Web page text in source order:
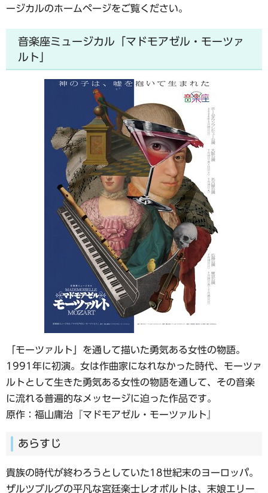
ージカルのホームページをご覧ください。
音楽座ミュージカル「マドモアゼル・モーツァ
ルト」
「モーツァルト」を通して描いた勇気ある女性の物語。
1991年に初演。女は作曲家になれなかった時代、モーツァ
ルトとして生きた勇気ある女性の物語を通して、その音楽
に流れる普遍的なメッセージに迫った作品です。
原作：福山庸治『マドモアゼル・モーツァルト』
あらすじ
貴族の時代が終わろうとしていた18世紀末のヨーロッパ。
ザルツブルグの平凡な宮廷楽士レオポルトは、末娘エリー